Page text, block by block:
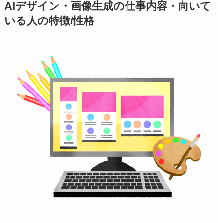
AIデザイン・画像生成の仕事内容・向いて
いる人の特徴/性格